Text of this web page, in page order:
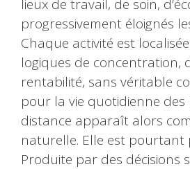
lieux de travail, de soin,
progressivement éloignés
Chaque activité est
logiques de concentration,
rentabilité, sans véritable
pour la vie quotidienne des
distance apparaît alors
naturelle. Elle est pourtant
Produite par des décisions